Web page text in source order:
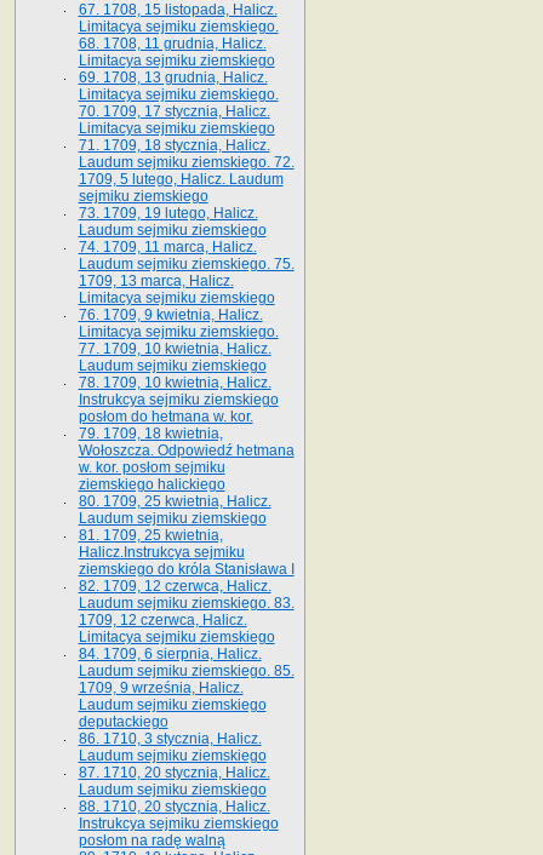
67. 1708, 15 listopada, Halicz.
Limitacya sejmiku ziemskiego.
68. 1708, 11 grudnia, Halicz.
Limitacya sejmiku ziemskiego
69. 1708, 13 grudnia, Halicz.
Limitacya sejmiku ziemskiego.
70. 1709, 17 stycznia, Halicz.
Limitacya sejmiku ziemskiego
71. 1709, 18 stycznia, Halicz.
Laudum sejmiku ziemskiego. 72.
1709, 5 lutego, Halicz. Laudum
sejmiku ziemskiego
73. 1709, 19 lutego, Halicz.
Laudum sejmiku ziemskiego
74. 1709, 11 marca, Halicz.
Laudum sejmiku ziemskiego. 75.
1709, 13 marca, Halicz.
Limitacya sejmiku ziemskiego
76. 1709, 9 kwietnia, Halicz.
Limitacya sejmiku ziemskiego.
77. 1709, 10 kwietnia, Halicz.
Laudum sejmiku ziemskiego
78. 1709, 10 kwietnia, Halicz.
Instrukcya sejmiku ziemskiego
posłom do hetmana w. kor.
79. 1709, 18 kwietnia,
Wołoszcza. Odpowiedź hetmana
w. kor. posłom sejmiku
ziemskiego halickiego
80. 1709, 25 kwietnia, Halicz.
Laudum sejmiku ziemskiego
81. 1709, 25 kwietnia,
Halicz.Instrukcya sejmiku
ziemskiego do króla Stanisława I
82. 1709, 12 czerwca, Halicz.
Laudum sejmiku ziemskiego. 83.
1709, 12 czerwca, Halicz.
Limitacya sejmiku ziemskiego
84. 1709, 6 sierpnia, Halicz.
Laudum sejmiku ziemskiego. 85.
1709, 9 września, Halicz.
Laudum sejmiku ziemskiego
deputackiego
86. 1710, 3 stycznia, Halicz.
Laudum sejmiku ziemskiego
87. 1710, 20 stycznia, Halicz.
Laudum sejmiku ziemskiego
88. 1710, 20 stycznia, Halicz.
Instrukcya sejmiku ziemskiego
posłom na radę walną